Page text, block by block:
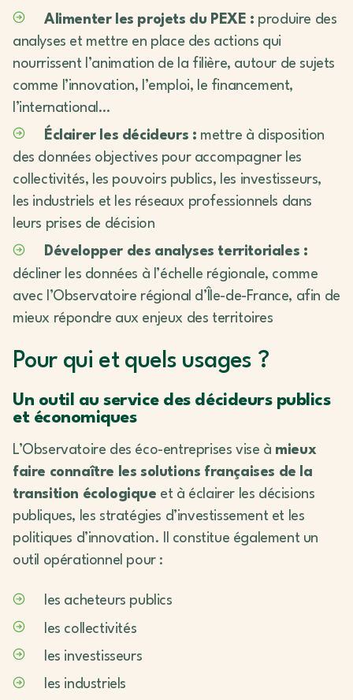
Alimenter les projets du PEXE : produire des
analyses et mettre en place des actions qui
nourrissent l’animation de la filière, autour de sujets
comme l’innovation, l’emploi, le financement,
l’international…
Éclairer les décideurs : mettre à disposition
des données objectives pour accompagner les
collectivités, les pouvoirs publics, les investisseurs,
les industriels et les réseaux professionnels dans
leurs prises de décision
Développer des analyses territoriales :
décliner les données à l’échelle régionale, comme
avec l’Observatoire régional d’Île-de-France, afin de
mieux répondre aux enjeux des territoires
Pour qui et quels usages ?
Un outil au service des décideurs publics
et économiques
L’Observatoire des éco-entreprises vise à mieux
faire connaître les solutions françaises de la
transition écologique et à éclairer les décisions
publiques, les stratégies d’investissement et les
politiques d’innovation. Il constitue également un
outil opérationnel pour :
les acheteurs publics
les collectivités
les investisseurs
les industriels